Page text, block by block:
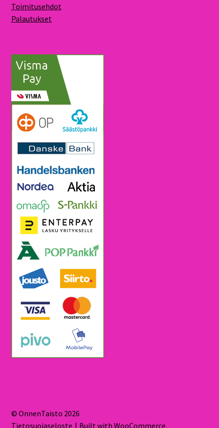
Toimitusehdot
Palautukset
© OnnenTaisto 2026
Tietosuojaseloste
Built with WooCommerce.